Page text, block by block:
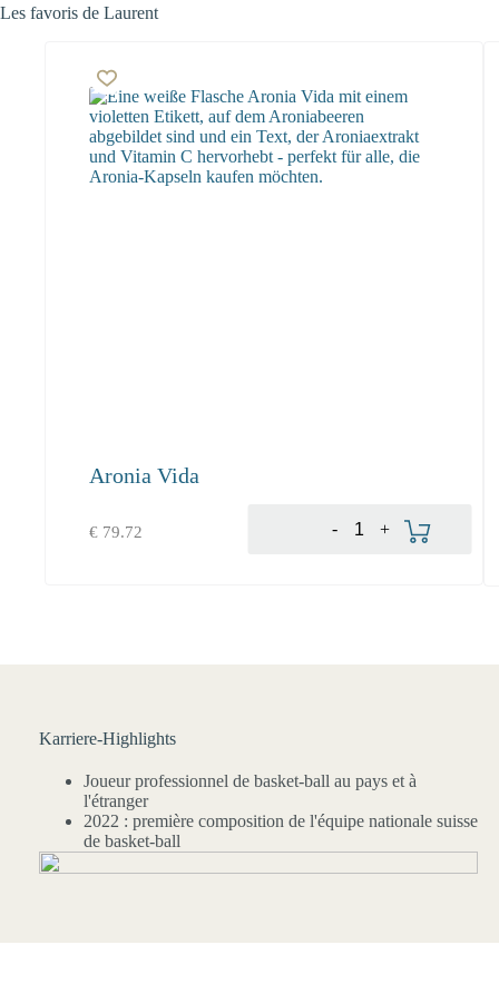
Les favoris de Laurent
Aronia Vida
€ 79.72 +
-
Karriere-Highlights
Joueur professionnel de basket-ball au pays et à
l'étranger
2022 : première composition de l'équipe nationale suisse
de basket-ball